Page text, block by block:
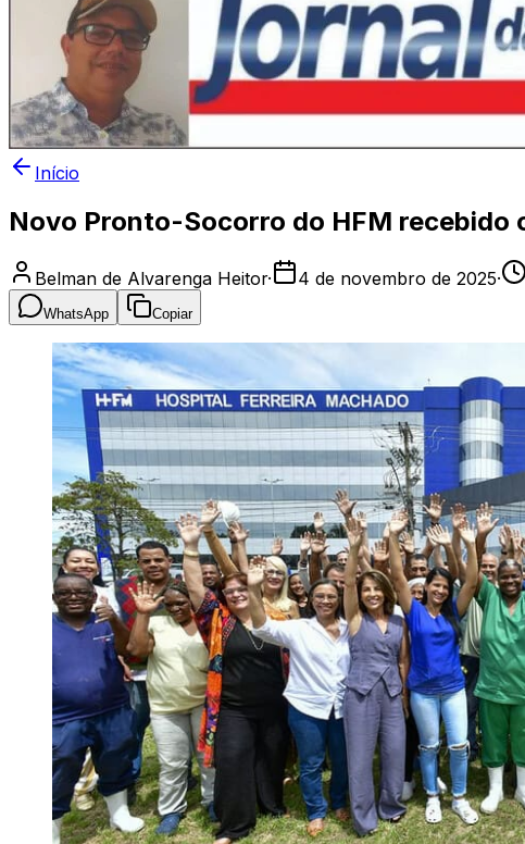
Início
Novo Pronto-Socorro do HFM recebido
Belman de Alvarenga Heitor· 4 de novembro de 2025·
WhatsApp Copiar